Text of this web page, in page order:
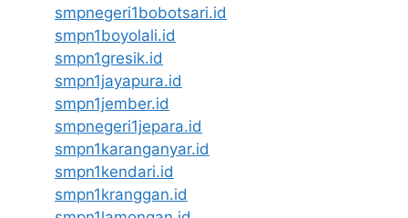
smpnegeri1bobotsari.id
smpn1boyolali.id
smpn1gresik.id
smpn1jayapura.id
smpn1jember.id
smpnegeri1jepara.id
smpn1karanganyar.id
smpn1kendari.id
smpn1kranggan.id